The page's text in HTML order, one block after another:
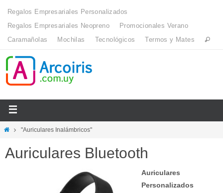
Regalos Empresariales Personalizados
Regalos Empresariales Neopreno
Promocionales Verano
Caramañolas
Mochilas Tecnológicos Termos y Mates
"Auriculares Inalámbricos"
Auriculares Bluetooth
Auriculares
Personalizados